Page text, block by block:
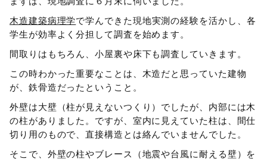
木造建築病理学で学んできた現地実測の経験を活かし、各
学生が効率よく分担して調査を始めます。
間取りはもちろん、小屋裏や床下も調査していきます。
この時わかった重要なことは、木造だと思っていた建物
が、鉄骨造だったということ。
外壁は大壁（柱が見えないつくり）でしたが、内部には木
の柱がありました。ですが、室内に見えていた柱は、間仕
切り用のもので、直接構造とは絡んでいませんでした。
そこで、外壁の柱やブレース（地震や台風に耐える壁）を